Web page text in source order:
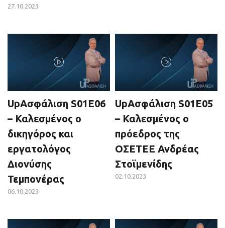
27.10.2023
UpΑσφάλιση S01E06
– Καλεσμένος ο
δικηγόρος και
εργατολόγος
Διονύσης
Τεμπονέρας
06.10.2023
UpΑσφάλιση S01E05
– Καλεσμένος ο
πρόεδρος της
ΟΣΕΤΕΕ Ανδρέας
Στοϊμενίδης
02.10.2023